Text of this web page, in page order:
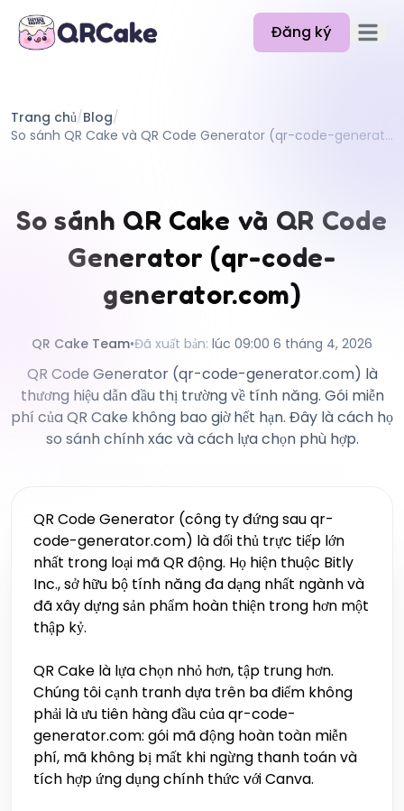
Đăng ký Mở
Bảng giá
Tài liệu
Trợ giúp
Trang chủ/Blog/
So sánh QR Cake và QR Code Generator (qr-code-generator.com)
So sánh QR Cake và QR Code
Generator (qr-code-
generator.com)
QR Cake Team•Đã xuất bản: lúc 09:00 6 tháng 4, 2026
QR Code Generator (qr-code-generator.com) là
thương hiệu dẫn đầu thị trường về tính năng. Gói miễn
phí của QR Cake không bao giờ hết hạn. Đây là cách họ
so sánh chính xác và cách lựa chọn phù hợp.
QR Code Generator (công ty đứng sau qr-
code-generator.com) là đối thủ trực tiếp lớn
nhất trong loại mã QR động. Họ hiện thuộc Bitly
Inc., sở hữu bộ tính năng đa dạng nhất ngành và
đã xây dựng sản phẩm hoàn thiện trong hơn một
thập kỷ.
QR Cake là lựa chọn nhỏ hơn, tập trung hơn.
Chúng tôi cạnh tranh dựa trên ba điểm không
phải là ưu tiên hàng đầu của qr-code-
generator.com: gói mã động hoàn toàn miễn
phí, mã không bị mất khi ngừng thanh toán và
tích hợp ứng dụng chính thức với Canva.